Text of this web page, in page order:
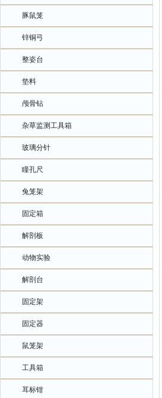
豚鼠笼
锌铜弓
整姿台
垫料
颅骨钻
杂草监测工具箱
玻璃分针
瞳孔尺
兔笼架
固定箱
解剖板
动物实验
解剖台
固定架
固定器
鼠笼架
工具箱
耳标钳